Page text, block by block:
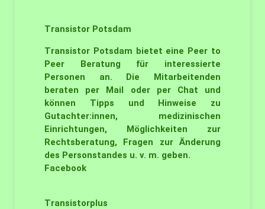
Transistor Potsdam
Transistor Potsdam bietet eine Peer to
Peer Beratung für interessierte
Personen an. Die Mitarbeitenden
beraten per Mail oder per Chat und
können Tipps und Hinweise zu
Gutachter:innen, medizinischen
Einrichtungen, Möglichkeiten zur
Rechtsberatung, Fragen zur Änderung
des Personstandes u. v. m. geben.
Facebook
Transistorplus